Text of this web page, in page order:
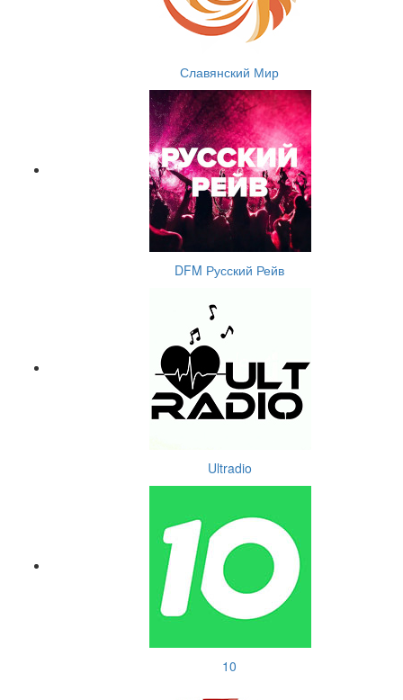
Славянский Мир
DFM Русский Рейв
Ultradio
10